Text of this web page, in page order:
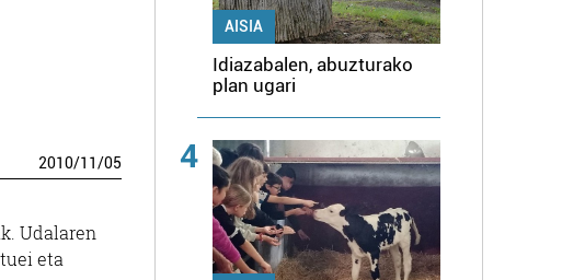
2010/11/05
Udalaren
eta
AISIA
Idiazabalen, abuzturako
plan ugari
4